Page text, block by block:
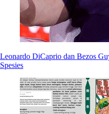
Leonardo DiCaprio dan Bezos
Spesies